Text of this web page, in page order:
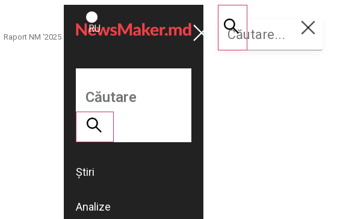
Raport NM ‘2025
ROMÂNĂ
RU
Susține
NM
Știri
Analize